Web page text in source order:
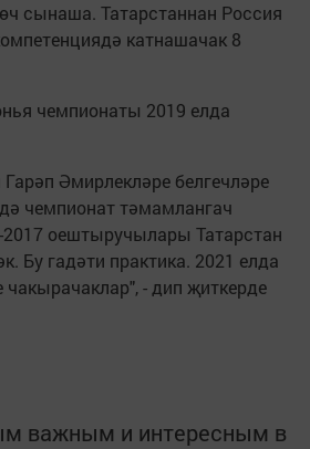
сынаша. Татарстаннан Россия
катнашачак 8
чемпионаты 2019 елда
Әмирлекләре белгечләре
чемпионат тәмамлангач
2017 оештыручылары Татарстан
Бу гадәти практика. 2021 елда
чакырачаклар", - дип җиткерде
важным и интересным в